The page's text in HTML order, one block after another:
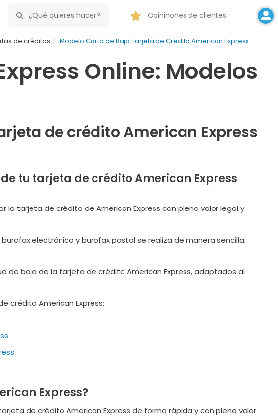
Opininones de clientes
de créditos Modelo Carta de Baja Tarjeta de Crédito American Express
Online: Modelos
de crédito American Express
tu tarjeta de crédito American Express
la tarjeta de crédito de American Express con pleno valor legal y
electrónico y burofax postal se realiza de manera sencilla,
de baja de la tarjeta de crédito American Express, adaptados al
crédito American Express:
Express?
de crédito American Express de forma rápida y con pleno valor